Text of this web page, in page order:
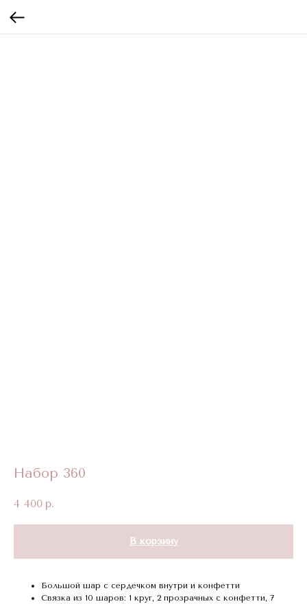
Набор 360
4 400 р.
В корзину
Большой шар с сердечком внутри и конфетти
Связка из 10 шаров: 1 круг, 2 прозрачных с конфетти, 7